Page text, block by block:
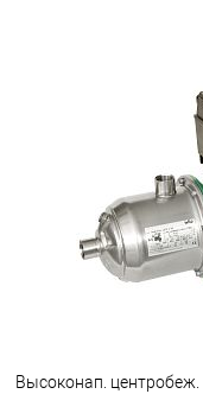
Высоконап. центробеж.